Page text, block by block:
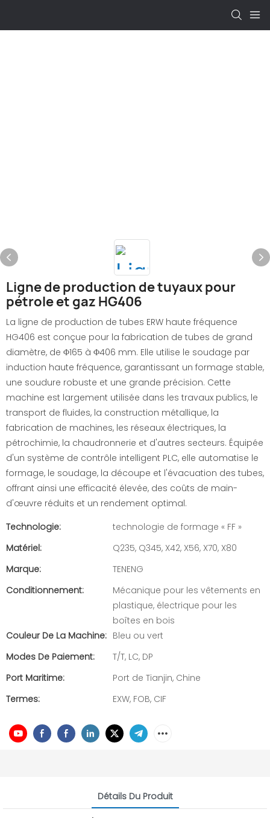
Ligne de production de tuyaux pour
pétrole et gaz HG406
La ligne de production de tubes ERW haute fréquence
HG406 est conçue pour la fabrication de tubes de grand
diamètre, de Φ165 à Φ406 mm. Elle utilise le soudage par
induction haute fréquence, garantissant un formage stable,
une soudure robuste et une grande précision. Cette
machine est largement utilisée dans les travaux publics, le
transport de fluides, la construction métallique, la
fabrication de machines, les réseaux électriques, la
pétrochimie, la chaudronnerie et d'autres secteurs. Équipée
d'un système de contrôle intelligent PLC, elle automatise le
formage, le soudage, la découpe et l'évacuation des tubes,
offrant ainsi une efficacité élevée, des coûts de main-
d'œuvre réduits et un rendement optimal.
Technologie:
technologie de formage « FF »
Matériel:
Q235, Q345, X42, X56, X70, X80
Marque:
TENENG
Conditionnement:
Mécanique pour les vêtements en
plastique, électrique pour les
boîtes en bois
Couleur De La Machine: Bleu ou vert
Modes De Paiement:
T/T, LC, DP
Port Maritime:
Port de Tianjin, Chine
Termes:
EXW, FOB, CIF
Détails Du Produit